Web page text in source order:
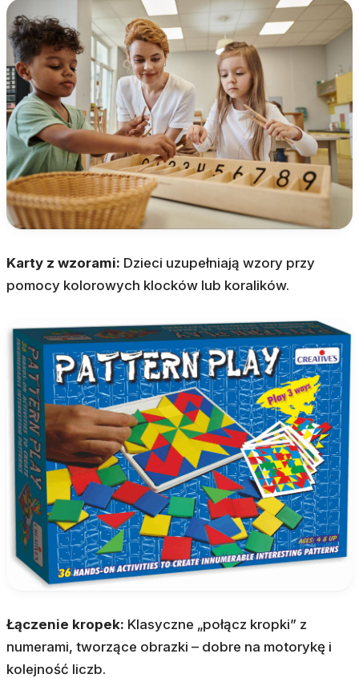
Karty z wzorami: Dzieci uzupełniają wzory przy
pomocy kolorowych klocków lub koralików.
Łączenie kropek: Klasyczne „połącz kropki” z
numerami, tworzące obrazki – dobre na motorykę i
kolejność liczb.